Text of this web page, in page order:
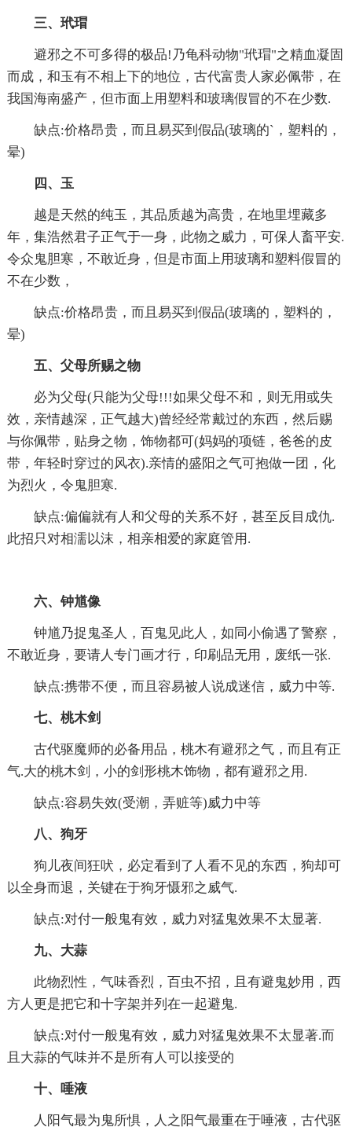
三、玳瑁
避邪之不可多得的极品!乃龟科动物"玳瑁"之精血凝固
而成，和玉有不相上下的地位，古代富贵人家必佩带，在
我国海南盛产，但市面上用塑料和玻璃假冒的不在少数.
缺点:价格昂贵，而且易买到假品(玻璃的`，塑料的，
晕)
四、玉
越是天然的纯玉，其品质越为高贵，在地里埋藏多
年，集浩然君子正气于一身，此物之威力，可保人畜平安.
令众鬼胆寒，不敢近身，但是市面上用玻璃和塑料假冒的
不在少数，
缺点:价格昂贵，而且易买到假品(玻璃的，塑料的，
晕)
五、父母所赐之物
必为父母(只能为父母!!!如果父母不和，则无用或失
效，亲情越深，正气越大)曾经经常戴过的东西，然后赐
与你佩带，贴身之物，饰物都可(妈妈的项链，爸爸的皮
带，年轻时穿过的风衣).亲情的盛阳之气可抱做一团，化
为烈火，令鬼胆寒.
缺点:偏偏就有人和父母的关系不好，甚至反目成仇.
此招只对相濡以沫，相亲相爱的家庭管用.
六、钟馗像
钟馗乃捉鬼圣人，百鬼见此人，如同小偷遇了警察，
不敢近身，要请人专门画才行，印刷品无用，废纸一张.
缺点:携带不便，而且容易被人说成迷信，威力中等.
七、桃木剑
古代驱魔师的必备用品，桃木有避邪之气，而且有正
气.大的桃木剑，小的剑形桃木饰物，都有避邪之用.
缺点:容易失效(受潮，弄赃等)威力中等
八、狗牙
狗儿夜间狂吠，必定看到了人看不见的东西，狗却可
以全身而退，关键在于狗牙慑邪之威气.
缺点:对付一般鬼有效，威力对猛鬼效果不太显著.
九、大蒜
此物烈性，气味香烈，百虫不招，且有避鬼妙用，西
方人更是把它和十字架并列在一起避鬼.
缺点:对付一般鬼有效，威力对猛鬼效果不太显著.而
且大蒜的气味并不是所有人可以接受的
十、唾液
人阳气最为鬼所惧，人之阳气最重在于唾液，古代驱